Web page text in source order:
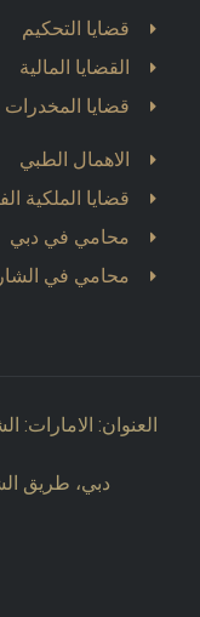
قضايا التحكيم
القضايا المالية
قضايا المخدرات
الاهمال الطبي
قضايا الملكية
محامي في دبي
محامي في
العنوان: الامارات:
دبي، طريق